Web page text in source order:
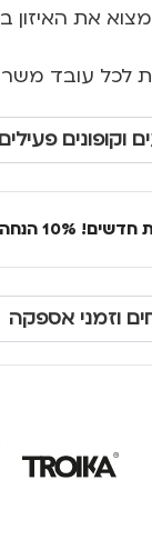
את
לכל עובד
וקופונים
ראשונה מעל 100 שקל באתר.
וזמני אספקה